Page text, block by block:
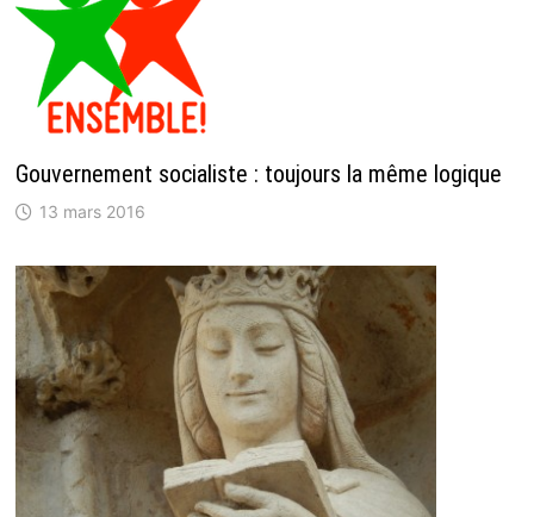
Gouvernement socialiste : toujours la même logique
13 mars 2016